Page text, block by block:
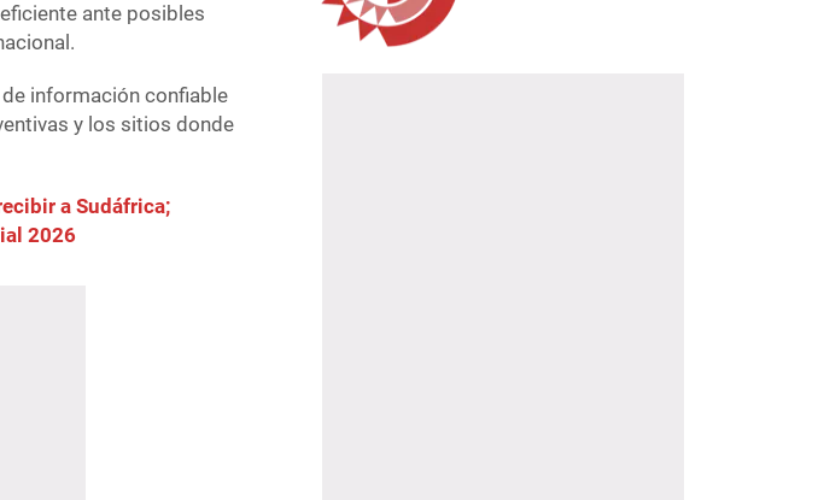
ante posibles
información confiable
y los sitios donde
a Sudáfrica;
2026